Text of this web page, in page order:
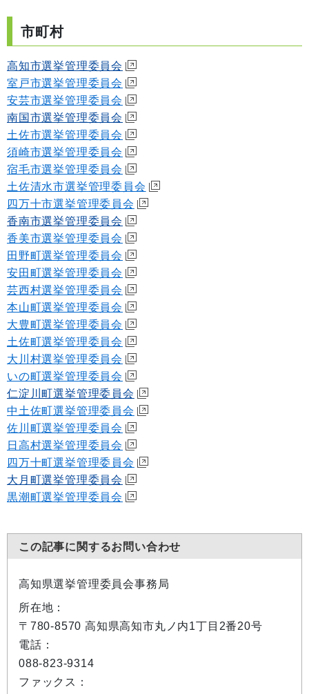
市町村
高知市選挙管理委員会
室戸市選挙管理委員会
安芸市選挙管理委員会
南国市選挙管理委員会
土佐市選挙管理委員会
須崎市選挙管理委員会
宿毛市選挙管理委員会
土佐清水市選挙管理委員会
四万十市選挙管理委員会
香南市選挙管理委員会
香美市選挙管理委員会
田野町選挙管理委員会
安田町選挙管理委員会
芸西村選挙管理委員会
本山町選挙管理委員会
大豊町選挙管理委員会
土佐町選挙管理委員会
大川村選挙管理委員会
いの町選挙管理委員会
仁淀川町選挙管理委員会
中土佐町選挙管理委員会
佐川町選挙管理委員会
日高村選挙管理委員会
四万十町選挙管理委員会
大月町選挙管理委員会
黒潮町選挙管理委員会
この記事に関するお問い合わせ
高知県選挙管理委員会事務局
所在地：
〒780-8570 高知県高知市丸ノ内1丁目2番20号
電話：
088-823-9314
ファックス：